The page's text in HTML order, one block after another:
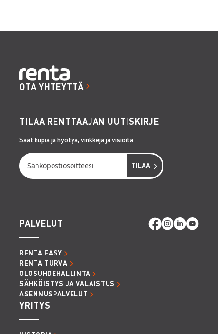
OTA YHTEYTTÄ
TILAA RENTTAAJAN UUTISKIRJE
Saat hupia ja hyötyä, vinkkejä ja visioita
PALVELUT
RENTA EASY
RENTA TURVA
OLOSUHDEHALLINTA
SÄHKÖISTYS JA VALAISTUS
ASENNUSPALVELUT
YRITYS